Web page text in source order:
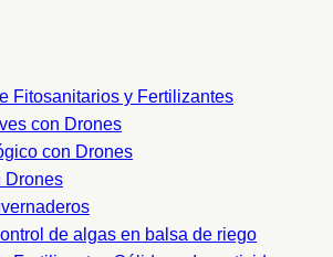
Fitosanitarios y Fertilizantes
con Drones
con Drones
Drones
de algas en balsa de riego